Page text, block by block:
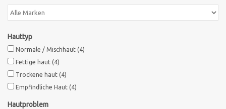
Männer pflege
Aktionen
Neu !!
Hauttyp
Normale / Mischhaut (4)
Fettige haut (4)
Trockene haut (4)
Empfindliche Haut (4)
Hautproblem